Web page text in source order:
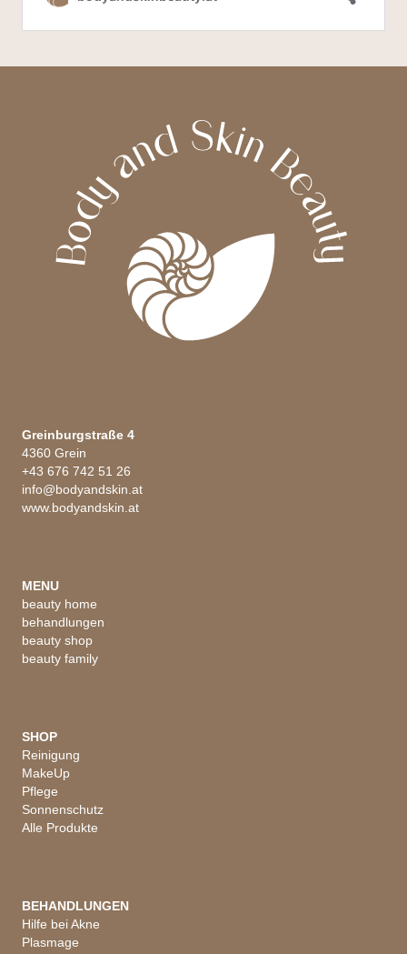
Greinburgstraße 4
4360 Grein
+43 676 742 51 26
info@bodyandskin.at
www.bodyandskin.at
MENU
beauty home
behandlungen
beauty shop
beauty family
SHOP
Reinigung
MakeUp
Pflege
Sonnenschutz
Alle Produkte
BEHANDLUNGEN
Hilfe bei Akne
Plasmage